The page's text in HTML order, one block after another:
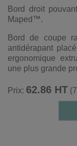
Bord droit
Maped™.
Bord de coupe
antidérapant
ergonomique
une plus grande
Prix: 62.86 HT